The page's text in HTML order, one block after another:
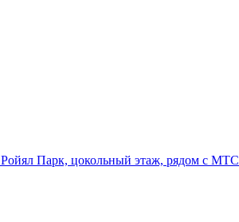
Парк, цокольный этаж, рядом с МТС